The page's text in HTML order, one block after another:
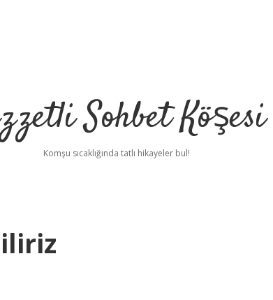
Sohbet Köşesi
Komşu sıcaklığında tatlı hikayeler bul!